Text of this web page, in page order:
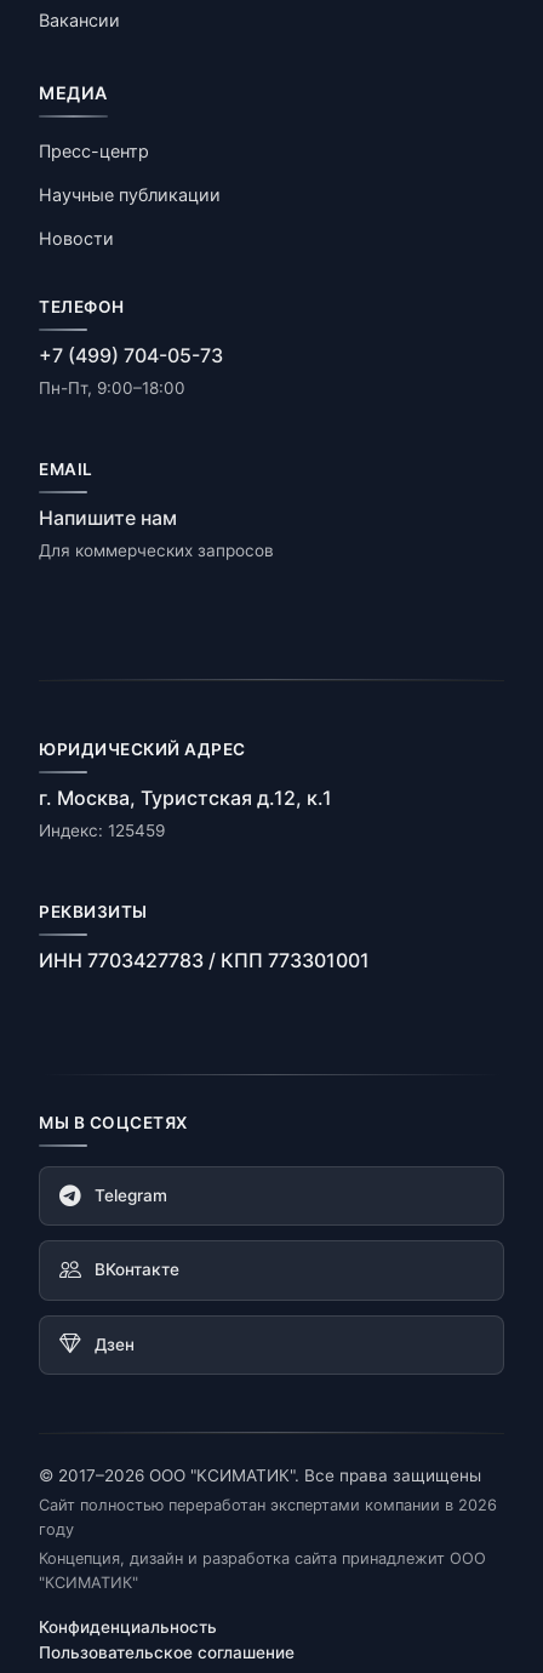
Вакансии
МЕДИА
Пресс-центр
Научные публикации
Новости
ТЕЛЕФОН
+7 (499) 704-05-73
Пн-Пт, 9:00–18:00
EMAIL
Напишите нам
Для коммерческих запросов
ЮРИДИЧЕСКИЙ АДРЕС
г. Москва, Туристская д.12, к.1
Индекс: 125459
РЕКВИЗИТЫ
ИНН 7703427783 / КПП 773301001
МЫ В СОЦСЕТЯХ
Telegram
ВКонтакте
Дзен
© 2017–2026 ООО "КСИМАТИК". Все права защищены
Сайт полностью переработан экспертами компании в 2026
году
Концепция, дизайн и разработка сайта принадлежит ООО
"КСИМАТИК"
Конфиденциальность
Пользовательское соглашение